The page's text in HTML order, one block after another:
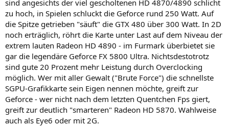
sind angesichts der viel gescholtenen HD 4870/4890 schlicht
zu hoch, in Spielen schluckt die Geforce rund 250 Watt. Auf
die Spitze getrieben "säuft" die GTX 480 über 300 Watt. In 2D
noch erträglich, röhrt die Karte unter Last auf dem Niveau der
extrem lauten Radeon HD 4890 - im Furmark überbietet sie
gar die legendäre Geforce FX 5800 Ultra. Nichtsdestotrotz
sind gute 20 Prozent mehr Leistung durch Overclocking
möglich. Wer mit aller Gewalt ("Brute Force") die schnellste
SGPU-Grafikkarte sein Eigen nennen möchte, greift zur
Geforce - wer nicht nach dem letzten Quentchen Fps giert,
greift zur deutlich "smarteren" Radeon HD 5870. Wahlweise
auch als Eye6 oder mit 2G.